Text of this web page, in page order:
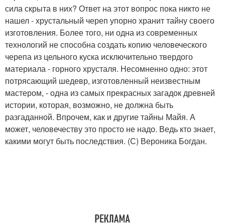
сила скрыта в них? Ответ на этот вопрос пока никто не
нашел - хрустальный череп упорно хранит тайну своего
изготовления. Более того, ни одна из современных
технологий не способна создать копию человеческого
черепа из цельного куска исключительно твердого
материала - горного хрусталя. Несомненно одно: этот
потрясающий шедевр, изготовленный неизвестным
мастером, - одна из самых прекрасных загадок древней
истории, которая, возможно, не должна быть
разгаданной. Впрочем, как и другие тайны Майя. А
может, человечеству это просто не надо. Ведь кто знает,
какими могут быть последствия. (С) Вероника Богдан.